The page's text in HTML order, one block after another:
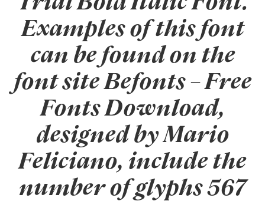
Examples of this font
can be found on the
font site Befonts – Free
Fonts Download,
designed by Mario
Feliciano, include the
number of glyphs 567